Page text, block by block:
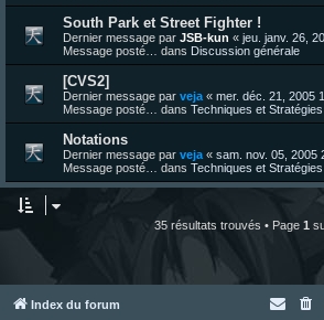
South Park et Street Fighter !
Dernier message par JSB-kun « jeu. janv. 26,
Message posté… dans Discussion générale
[CVS2]
Dernier message par veja « mer. déc. 21, 2005
Message posté… dans Techniques et Stratégies
Notations
Dernier message par veja « sam. nov. 05, 2005
Message posté… dans Techniques et Stratégies
35 résultats trouvés • Page 1
Index du forum